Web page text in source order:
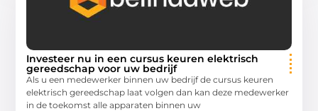
Investeer nu in een cursus keuren elektrisch
gereedschap voor uw bedrijf
Als u een medewerker binnen uw bedrijf de cursus keuren
elektrisch gereedschap laat volgen dan kan deze medewerker
in de toekomst alle apparaten binnen uw